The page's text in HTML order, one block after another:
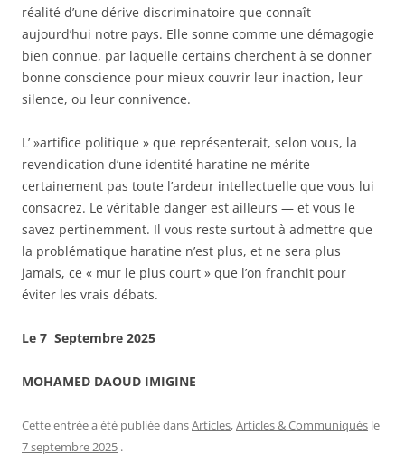
réalité d’une dérive discriminatoire que connaît
aujourd’hui notre pays. Elle sonne comme une démagogie
bien connue, par laquelle certains cherchent à se donner
bonne conscience pour mieux couvrir leur inaction, leur
silence, ou leur connivence.
L’ »artifice politique » que représenterait, selon vous, la
revendication d’une identité haratine ne mérite
certainement pas toute l’ardeur intellectuelle que vous lui
consacrez. Le véritable danger est ailleurs — et vous le
savez pertinemment. Il vous reste surtout à admettre que
la problématique haratine n’est plus, et ne sera plus
jamais, ce « mur le plus court » que l’on franchit pour
éviter les vrais débats.
Le 7 Septembre 2025
MOHAMED DAOUD IMIGINE
Cette entrée a été publiée dansArticles,Articles & Communiqués le
7 septembre 2025 .